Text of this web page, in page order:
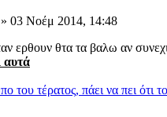
» 03 Νοέμ 2014, 14:48
ερθουν θτα τα βαλω αν
αυτά
του τέρατος, πάει να πει ότι